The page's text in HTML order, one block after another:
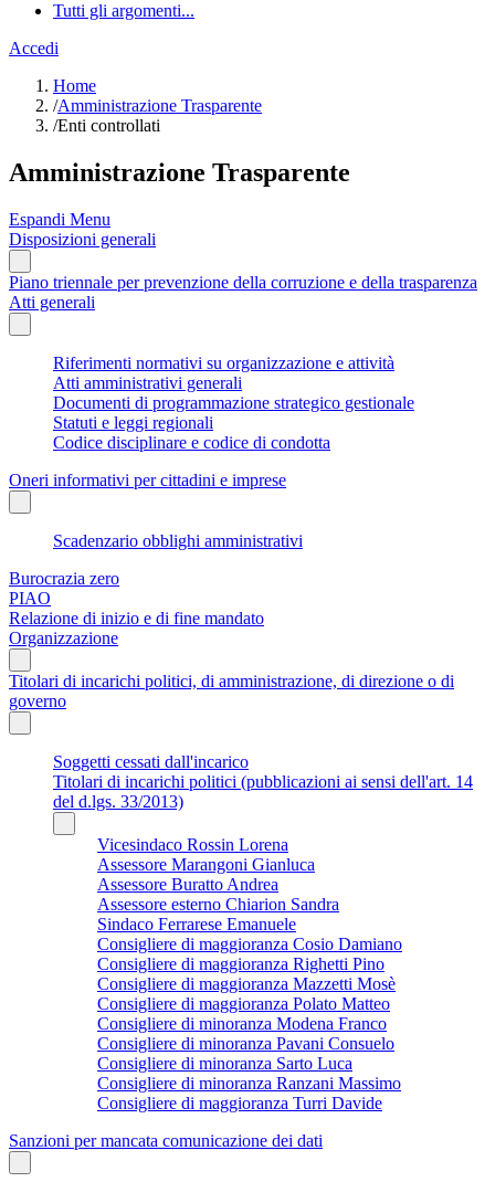
Tutti gli argomenti...
Accedi
Home
/Amministrazione Trasparente
/Enti controllati
Amministrazione Trasparente
Espandi Menu
Disposizioni generali
Piano triennale per prevenzione della corruzione e della trasparenza
Atti generali
Riferimenti normativi su organizzazione e attività
Atti amministrativi generali
Documenti di programmazione strategico gestionale
Statuti e leggi regionali
Codice disciplinare e codice di condotta
Oneri informativi per cittadini e imprese
Scadenzario obblighi amministrativi
Burocrazia zero
PIAO
Relazione di inizio e di fine mandato
Organizzazione
Titolari di incarichi politici, di amministrazione, di direzione o di
governo
Soggetti cessati dall'incarico
Titolari di incarichi politici (pubblicazioni ai sensi dell'art. 14
del d.lgs. 33/2013)
Vicesindaco Rossin Lorena
Assessore Marangoni Gianluca
Assessore Buratto Andrea
Assessore esterno Chiarion Sandra
Sindaco Ferrarese Emanuele
Consigliere di maggioranza Cosio Damiano
Consigliere di maggioranza Righetti Pino
Consigliere di maggioranza Mazzetti Mosè
Consigliere di maggioranza Polato Matteo
Consigliere di minoranza Modena Franco
Consigliere di minoranza Pavani Consuelo
Consigliere di minoranza Sarto Luca
Consigliere di minoranza Ranzani Massimo
Consigliere di maggioranza Turri Davide
Sanzioni per mancata comunicazione dei dati